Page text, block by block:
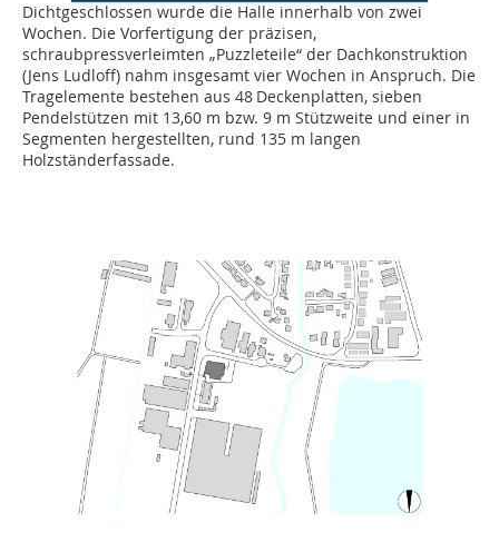
Dichtgeschlossen wurde die Halle innerhalb von zwei
Wochen. Die Vorfertigung der präzisen,
schraubpressverleimten „Puzzleteile“ der Dachkonstruktion
(Jens Ludloff) nahm insgesamt vier Wochen in Anspruch. Die
Tragelemente bestehen aus 48 Deckenplatten, sieben
Pendelstützen mit 13,60 m bzw. 9 m Stützweite und einer in
Segmenten hergestellten, rund 135 m langen
Holzständerfassade.